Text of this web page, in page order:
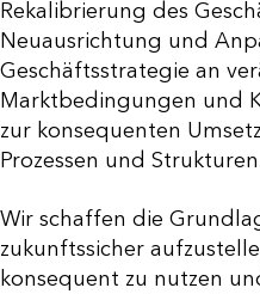
Rekalibrierung des
Neuausrichtung und
Geschäftsstrategie an
Marktbedingungen und
zur konsequenten
Prozessen und
Wir schaffen die
zukunftssicher
konsequent zu nutzen